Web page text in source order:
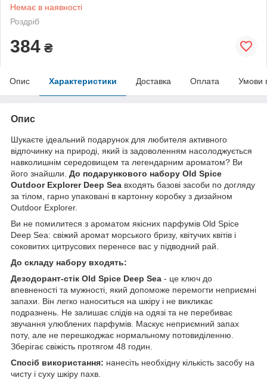
Немає в наявності
Роздріб
384 ₴
Опис Характеристики Доставка Оплата Умови
Опис
Шукаєте ідеальний подарунок для любителя активного
відпочинку на природі, який із задоволенням насолоджується
навколишнім середовищем та легендарним ароматом? Ви
його знайшли. До подарункового набору Old Spice
Outdoor Explorer Deep Sea входять базові засоби по догляду
за тілом, гарно упаковані в картонну коробку з дизайном
Outdoor Explorer.
Ви не помилитеся з ароматом якісних парфумів Old Spice
Deep Sea: свіжий аромат морського бризу, квітучих квітів і
соковитих цитрусових перенесе вас у підводний рай.
До складу набору входять:
Дезодорант-стік Old Spice Deep Sea - це ключ до
впевненості та мужності, який допоможе перемогти неприємні
запахи. Він легко наноситься на шкіру і не викликає
подразнень. Не залишає слідів на одязі та не перебиває
звучання улюблених парфумів. Маскує неприємний запах
поту, але не перешкоджає нормальному потовиділенню.
Зберігає свіжість протягом 48 годин.
Спосіб використання: нанесіть необхідну кількість засобу на
чисту і суху шкіру пахв.